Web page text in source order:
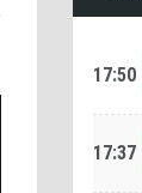
17:50
17:37